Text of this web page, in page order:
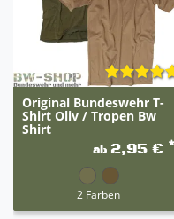
Original Bundeswehr T-
Shirt Oliv / Tropen Bw
Shirt
ab 2,95 € *
2 Farben